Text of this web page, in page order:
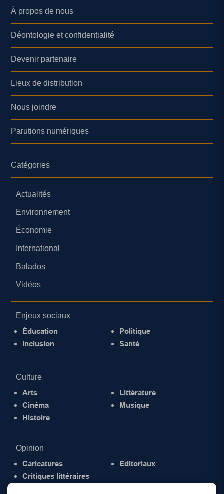
À propos de nous
Déontologie et confidentialité
Devenir partenaire
Lieux de distribution
Nous joindre
Parutions numériques
Catégories
Actualités
Environnement
Économie
International
Balados
Vidéos
Enjeux sociaux
Éducation
Inclusion
Politique
Santé
Culture
Arts
Cinéma
Histoire
Littérature
Musique
Opinion
Caricatures
Critiques littéraires
Éditoriaux